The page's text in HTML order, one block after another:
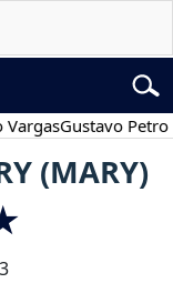
Gustavo Petro
(MARY)